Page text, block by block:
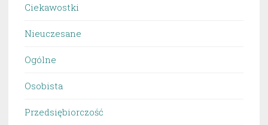
Ciekawostki
Nieuczesane
Ogólne
Osobista
Przedsiębiorczość